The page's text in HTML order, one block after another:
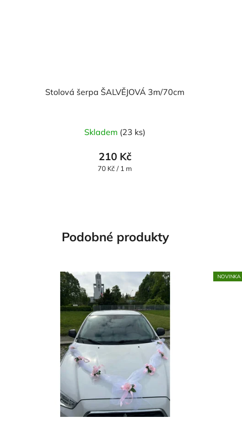
Stolová šerpa ŠALVĚJOVÁ 3m/70cm
hodnocení
produktu
je
Skladem (23 ks)
210 Kč
Měrná
70 Kč / 1 m
Podobné produkty
NOVINKA